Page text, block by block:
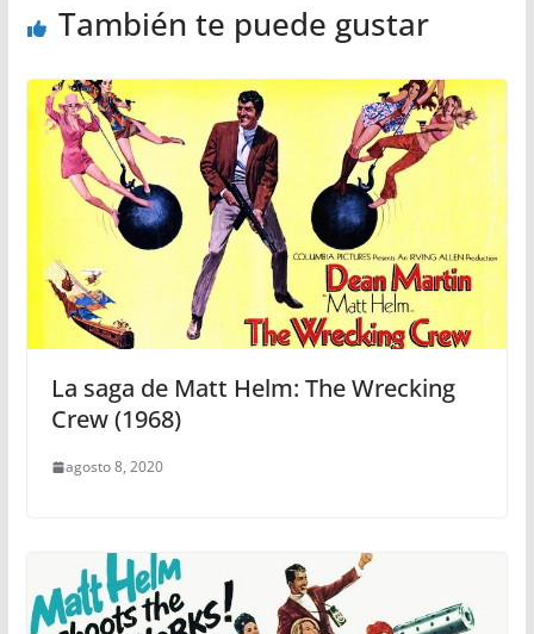
También te puede gustar
La saga de Matt Helm: The Wrecking
Crew (1968)
agosto 8, 2020